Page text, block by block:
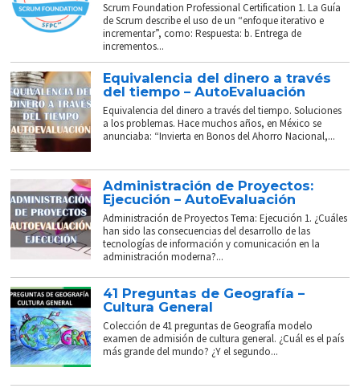
Scrum Foundation Professional Certification 1. La Guía
de Scrum describe el uso de un “enfoque iterativo e
incrementar”, como: Respuesta: b. Entrega de
incrementos...
Equivalencia del dinero a través
del tiempo – AutoEvaluación
Equivalencia del dinero a través del tiempo. Soluciones
a los problemas. Hace muchos años, en México se
anunciaba: “Invierta en Bonos del Ahorro Nacional,...
Administración de Proyectos:
Ejecución – AutoEvaluación
Administración de Proyectos Tema: Ejecución 1. ¿Cuáles
han sido las consecuencias del desarrollo de las
tecnologías de información y comunicación en la
administración moderna?...
41 Preguntas de Geografía –
Cultura General
Colección de 41 preguntas de Geografía modelo
examen de admisión de cultura general. ¿Cuál es el país
más grande del mundo? ¿Y el segundo...